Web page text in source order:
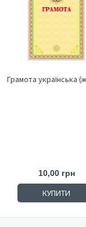
Грамота українська
10,00 грн
КУПИТИ